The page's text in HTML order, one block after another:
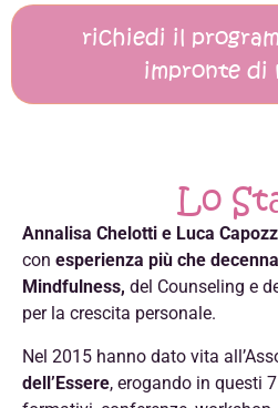
richiedi il
impronte di
Lo
Annalisa Chelotti e Luca
con esperienza più che
Mindfulness, del Counseling e
per la crescita personale.
Nel 2015 hanno dato vita
dell’Essere, erogando in questi